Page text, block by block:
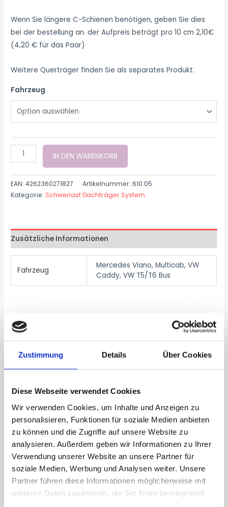
Zustimmung Details Über Cookies
Diese Webseite verwendet Cookies
Wir verwenden Cookies, um Inhalte und Anzeigen zu
personalisieren, Funktionen für soziale Medien anbieten
zu können und die Zugriffe auf unsere Website zu
analysieren. Außerdem geben wir Informationen zu Ihrer
Verwendung unserer Website an unsere Partner für
soziale Medien, Werbung und Analysen weiter. Unsere
Partner führen diese Informationen möglicherweise mit
weiteren Daten zusammen, die Sie ihnen bereitgestellt
Wenn Sie längere C-Schienen benötigen, geben Sie dies
bei der bestellung an. der Aufpreis beträgt pro 10 cm 2,10€
(4,20 € für das Paar)
Weitere Querträger finden Sie als separates Produkt.
Fahrzeug
IN DEN WARENKORB
EAN:4262360271827 Artikelnummer:610.05
Kategorie: Schwerlast Dachträger System
Zusätzliche Informationen
Fahrzeug
Mercedes Viano, Multicab, VW
Caddy, VW T5/T6 Bus
Das könnte dir auch gefallen …
NICHT
VORRÄTIG
Aluminium
Multicab
Querträger für
C-
Schienensystem
162,00€
113,40€
Ähnliche Produkte